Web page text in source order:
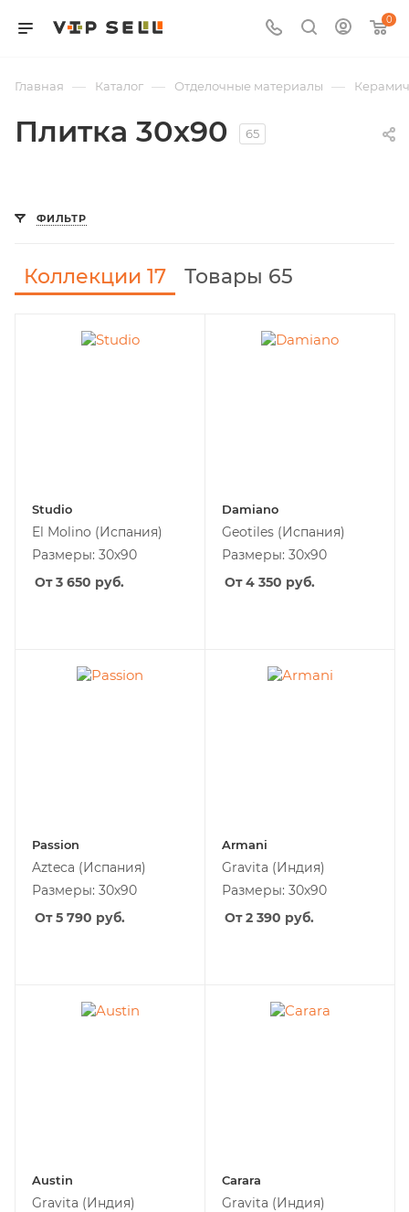
0
Главная — Каталог — Отделочные материалы —
Плитка 30х90 65
ФИЛЬТР
Коллекции 17 Товары 65
Studio
El Molino (Испания)
Размеры: 30х90
От 3 650 руб.
Damiano
Geotiles (Испания)
Размеры: 30х90
От 4 350 руб.
Passion
Azteca (Испания)
Размеры: 30х90
От 5 790 руб.
Armani
Gravita (Индия)
Размеры: 30х90
От 2 390 руб.
Austin
Gravita (Индия)
Carara
Gravita (Индия)